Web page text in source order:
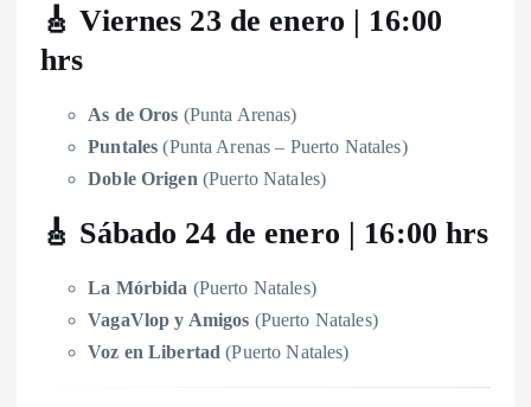
🎸 Viernes 23 de enero | 16:00
hrs
As de Oros (Punta Arenas)
Puntales (Punta Arenas – Puerto Natales)
Doble Origen (Puerto Natales)
🎸 Sábado 24 de enero | 16:00 hrs
La Mórbida (Puerto Natales)
VagaVlop y Amigos (Puerto Natales)
Voz en Libertad (Puerto Natales)